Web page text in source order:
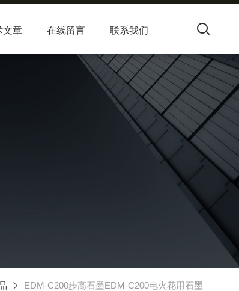
文章 在线留言 联系我们
EDM-C200步高石墨EDM-C200电火花用石墨